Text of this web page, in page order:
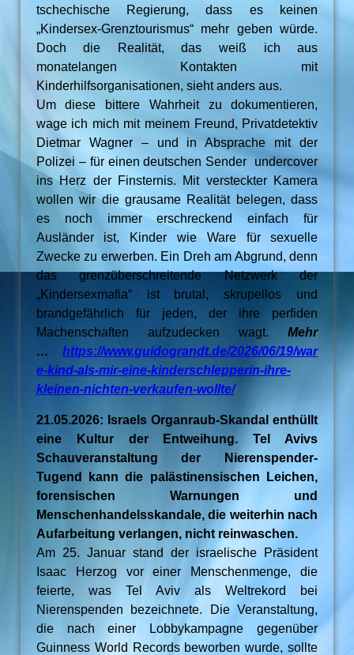
tschechische Regierung, dass es keinen
„Kindersex-Grenztourismus“ mehr geben würde.
Doch die Realität, das weiß ich aus
monatelangen Kontakten mit
Kinderhilfsorganisationen, sieht anders aus.
Um diese bittere Wahrheit zu dokumentieren,
wage ich mich mit meinem Freund, Privatdetektiv
Dietmar Wagner – und in Absprache mit der
Polizei – für einen deutschen Sender undercover
ins Herz der Finsternis. Mit versteckter Kamera
wollen wir die grausame Realität belegen, dass
es noch immer erschreckend einfach für
Ausländer ist, Kinder wie Ware für sexuelle
Zwecke zu erwerben. Ein Dreh am Abgrund, denn
das grenzüberschreitende Netzwerk der
„Kindersexmafia“ ist brutal, skrupellos und
brandgefährlich für jeden, der ihre perfiden
Machenschaften aufzudecken wagt.Mehr
…https://www.guidograndt.de/2026/06/19/war
e-kind-als-mir-eine-kinderschlepperin-ihre-
kleinen-nichten-verkaufen-wollte/
21.05.2026: Israels Organraub-Skandal enthüllt
eine Kultur der Entweihung. Tel Avivs
Schauveranstaltung der Nierenspender-
Tugend kann die palästinensischen Leichen,
forensischen Warnungen und
Menschenhandelsskandale, die weiterhin nach
Aufarbeitung verlangen, nicht reinwaschen.
Am 25. Januar stand der israelische Präsident
Isaac Herzog vor einer Menschenmenge, die
feierte, was Tel Aviv als Weltrekord bei
Nierenspenden bezeichnete. Die Veranstaltung,
die nach einer Lobbykampagne gegenüber
Guinness World Records beworben wurde, sollte